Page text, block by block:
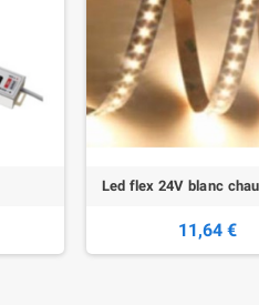
Led flex 24V blanc
11,64 €